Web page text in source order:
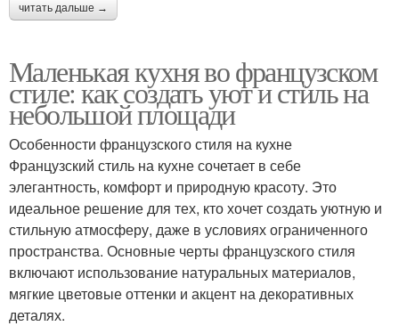
читать дальше →
Маленькая кухня во французском
стиле: как создать уют и стиль на
небольшой площади
Особенности французского стиля на кухне
Французский стиль на кухне сочетает в себе
элегантность, комфорт и природную красоту. Это
идеальное решение для тех, кто хочет создать уютную и
стильную атмосферу, даже в условиях ограниченного
пространства. Основные черты французского стиля
включают использование натуральных материалов,
мягкие цветовые оттенки и акцент на декоративных
деталях.